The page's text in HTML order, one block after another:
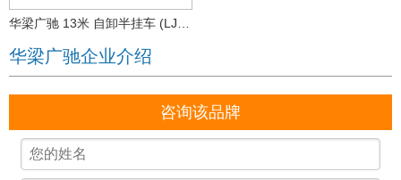
华梁广驰企业介绍
咨询该品牌